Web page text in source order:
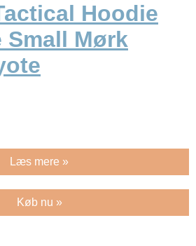
Hoodie
Mørk
Læs mere »
Køb nu »